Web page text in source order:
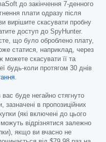
до закінчення 7-денного
плати одразу після
вирішите скасувати пробну
доступ до SpyHunter.
що було оброблено плату,
статися, наприклад, через
можете скасувати її та
будь-коли протягом 30 днів
.
вас буде негайно стягнуто
зазначені в пропозиційних
(які включені до цього
відрізнятися залежно
якщо ви вчасно не